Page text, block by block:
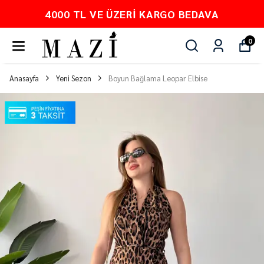
BEDAVA PEŞİN FİYATINA
0
Anasayfa Yeni Sezon Boyun Bağlama Leopar Elbise